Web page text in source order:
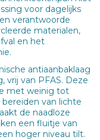
voor dagelijks
verantwoorde
materialen,
en het
antiaanbaklaag
vrij van PFAS. Deze
met weinig tot
van lichte
de naadloze
een fluitje van
hoger niveau tilt.